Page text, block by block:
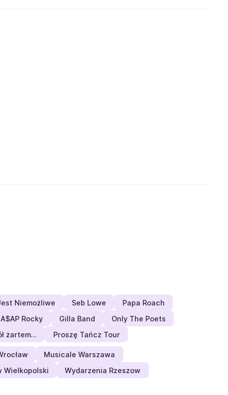
Niemożliwe Seb Lowe
Papa Roach
A$AP Rocky Gilla Band
Only The Poets
żartem… Proszę Tańcz Tour
Musicale Warszawa
Wielkopolski
Wydarzenia Rzeszow